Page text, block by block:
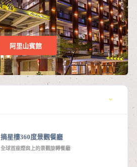
阿里山賓館
摘星樓360度景觀餐廳
全球首座煙囪上的景觀旋轉餐廳